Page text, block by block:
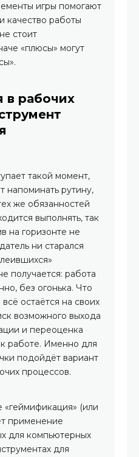
игры помогают
качество работы
стоит
«плюсы» могут
в рабочих
такой момент,
напоминать рутину,
же обязанностей
выполнять, так
на горизонте не
ни старался
получается: работа
без огонька. Что
остаётся на своих
возможного выхода
и переоценка
работе. Именно для
подойдёт вариант
процессов.
(или
применение
для компьютерных
для